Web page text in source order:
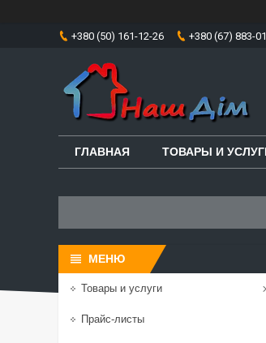
+380 (50) 161-12-26 +380 (67) 883-
ГЛАВНАЯ ТОВАРЫ И
Товары и услуги
Прайс-листы